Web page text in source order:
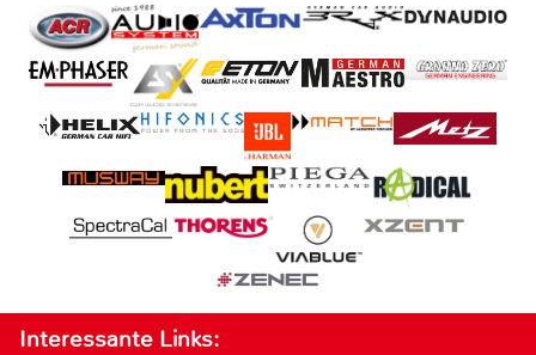
Interessante Links: